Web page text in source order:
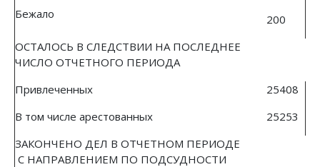
Бежало
200
ОСТАЛОСЬ В СЛЕДСТВИИ НА ПОСЛЕДНЕЕ
ЧИСЛО ОТЧЕТНОГО ПЕРИОДА
Привлеченных
В том числе арестованных
25408
25253
ЗАКОНЧЕНО ДЕЛ В ОТЧЕТНОМ ПЕРИОДЕ
С НАПРАВЛЕНИЕМ ПО ПОДСУДНОСТИ